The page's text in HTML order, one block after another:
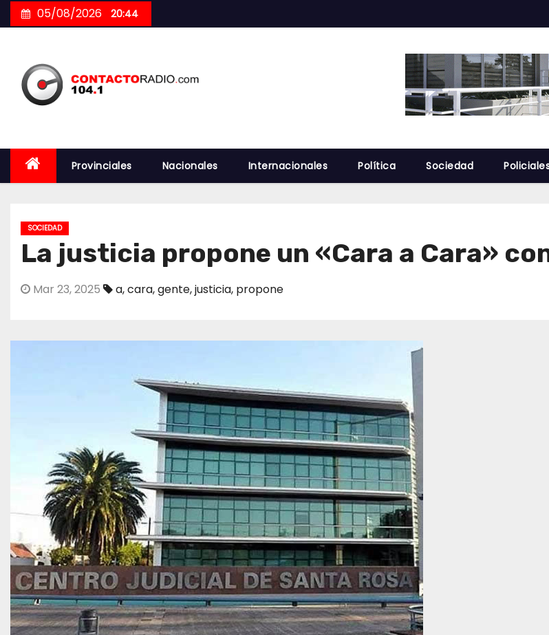
to
05/08/2026 20:44
Provinciales Nacionales Internacionales Política Sociedad
SOCIEDAD
La justicia propone un «Cara a Cara»
Mar 23, 2025 a,cara,gente,justicia, propone